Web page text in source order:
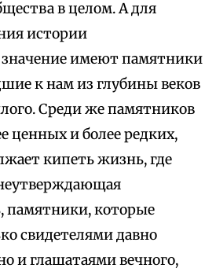
в целом. А для
истории
имеют памятники
к нам из глубины веков
Среди же памятников
ценных и более редких,
кипеть жизнь, где
памятники, которые
свидетелями давно
и глашатаями вечного,